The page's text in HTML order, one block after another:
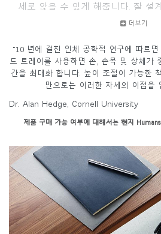
세로 앉을 수 있게 해줍니다. 잘 설
손목 터널 증후군, 목과 허리 통증
데스크 키보드 시스템의 선두 제
며 현재 다른 모든 제조업체 판매
은 제품을 판매하고 있습니다.
더보기
"10 년에 걸친 인체 공학적 연구에 따르
드 트레이를 사용하면 손, 손목 및 상체가
간을 최대화 합니다. 높이 조절이 가능한
만으로는 이러한 자세의 이점을
Dr. Alan Hedge, Cornell University
제품 구매 가능 여부에 대해서는 현지